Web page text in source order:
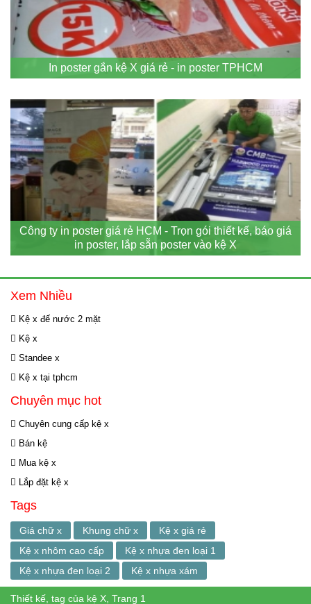
In poster gắn kệ X giá rẻ - in poster TPHCM
Công ty in poster giá rẻ HCM - Trọn gói thiết kế, báo giá
in poster, lắp sẵn poster vào kệ X
Xem Nhiều
Kệ x đế nước 2 mặt
Kệ x
Standee x
Kệ x tại tphcm
Chuyên mục hot
Chuyên cung cấp kệ x
Bán kệ
Mua kệ x
Lắp đặt kệ x
Tags
Giá chữ x Khung chữ x
Kệ x giá rẻ
Kệ x nhôm cao cấp
Kệ x nhựa đen loại 1
Kệ x nhựa đen loại 2
Kệ x nhựa xám
Thiết kế, tag của kệ X, Trang 1